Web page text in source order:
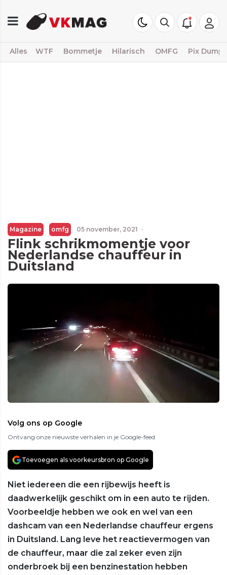
Alles WTF Bommetje Hilarisch OMFG Pix Dump
Magazine omfg 05 november, 2021 ·
Flink schrikmomentje voor
Nederlandse chauffeur in
Duitsland
Volg ons op Google
Ontvang onze nieuwste verhalen in je Google-feed
Toevoegen als voorkeursbron op Google
Niet iedereen die een rijbewijs heeft is
daadwerkelijk geschikt om in een auto te rijden.
Voorbeeldje hebben we ook en wel van een
dashcam van een Nederlandse chauffeur ergens
in Duitsland. Lang leve het reactievermogen van
de chauffeur, maar die zal zeker even zijn
onderbroek bij een benzinestation hebben